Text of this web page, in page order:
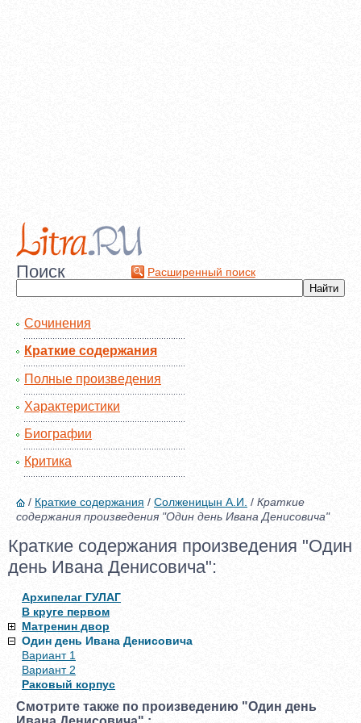
Поиск Расширенный поиск
Сочинения
Краткие содержания
Полные произведения
Характеристики
Биографии
Критика
/ Краткие содержания / Солженицын А.И. / Краткие
содержания произведения "Один день Ивана Денисовича"
Краткие содержания произведения "Один
день Ивана Денисовича":
Архипелаг ГУЛАГ
В круге первом
Матренин двор
Один день Ивана Денисовича
Вариант 1
Вариант 2
Раковый корпус
Смотрите также по произведению "Один день